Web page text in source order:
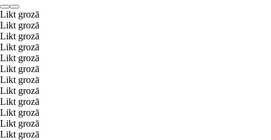
Likt grozā
Likt grozā
Likt grozā
Likt grozā
Likt grozā
Likt grozā
Likt grozā
Likt grozā
Likt grozā
Likt grozā
Likt grozā
Likt grozā